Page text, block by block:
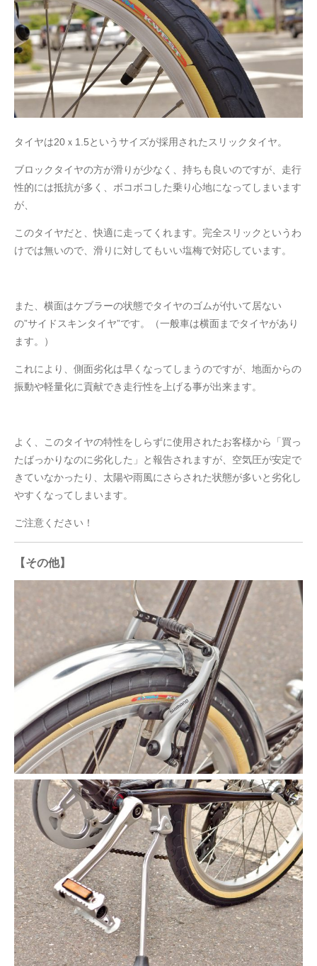
タイヤは20ｘ1.5というサイズが採用されたスリックタイヤ。
ブロックタイヤの方が滑りが少なく、持ちも良いのですが、走行
性的には抵抗が多く、ボコボコした乗り心地になってしまいます
が、
このタイヤだと、快適に走ってくれます。完全スリックというわ
けでは無いので、滑りに対してもいい塩梅で対応しています。
また、横面はケブラーの状態でタイヤのゴムが付いて居ない
の”サイドスキンタイヤ”です。（一般車は横面までタイヤがあり
ます。）
これにより、側面劣化は早くなってしまうのですが、地面からの
振動や軽量化に貢献でき走行性を上げる事が出来ます。
よく、このタイヤの特性をしらずに使用されたお客様から「買っ
たばっかりなのに劣化した」と報告されますが、空気圧が安定で
きていなかったり、太陽や雨風にさらされた状態が多いと劣化し
やすくなってしまいます。
ご注意ください！
【その他】